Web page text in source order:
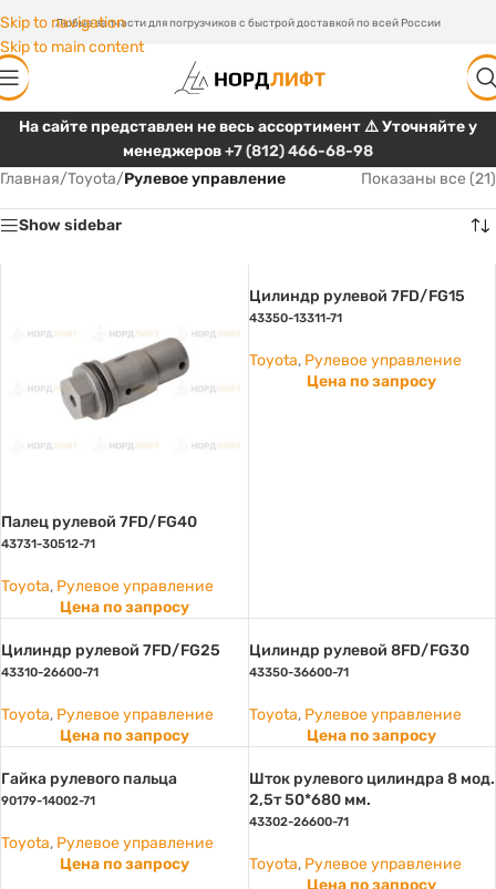
Skip to navigation
Skip to main content
Любые запчасти для погрузчиков с быстрой доставкой по всей России
На сайте представлен не весь ассортимент ⚠️ Уточняйте у
менеджеров+7 (812) 466-68-98
Главная/Toyota/Рулевое управление Показаны все (21)
Show sidebar
Палец рулевой 7FD/FG40
43731-30512-71
Toyota, Рулевое управление
Цена по запросу
Цилиндр рулевой 7FD/FG15
43350-13311-71
Toyota, Рулевое управление
Цена по запросу
Цилиндр рулевой 7FD/FG25
43310-26600-71
Toyota, Рулевое управление
Цена по запросу
Цилиндр рулевой 8FD/FG30
43350-36600-71
Toyota, Рулевое управление
Цена по запросу
Гайка рулевого пальца
90179-14002-71
Toyota, Рулевое управление
Цена по запросу
Шток рулевого цилиндра 8 мод.
2,5т 50*680 мм.
43302-26600-71
Toyota, Рулевое управление
Цена по запросу